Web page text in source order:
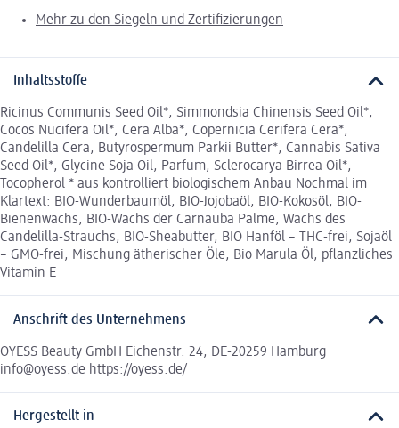
Mehr zu den Siegeln und Zertifizierungen
Inhaltsstoffe
Ricinus Communis Seed Oil*, Simmondsia Chinensis Seed Oil*,
Cocos Nucifera Oil*, Cera Alba*, Copernicia Cerifera Cera*,
Candelilla Cera, Butyrospermum Parkii Butter*, Cannabis Sativa
Seed Oil*, Glycine Soja Oil, Parfum, Sclerocarya Birrea Oil*,
Tocopherol * aus kontrolliert biologischem Anbau Nochmal im
Klartext: BIO-Wunderbaumöl, BIO-Jojobaöl, BIO-Kokosöl, BIO-
Bienenwachs, BIO-Wachs der Carnauba Palme, Wachs des
Candelilla-Strauchs, BIO-Sheabutter, BIO Hanföl – THC-frei, Sojaöl
– GMO-frei, Mischung ätherischer Öle, Bio Marula Öl, pflanzliches
Vitamin E
Anschrift des Unternehmens
OYESS Beauty GmbH Eichenstr. 24, DE-20259 Hamburg
info@oyess.de https://oyess.de/
Hergestellt in